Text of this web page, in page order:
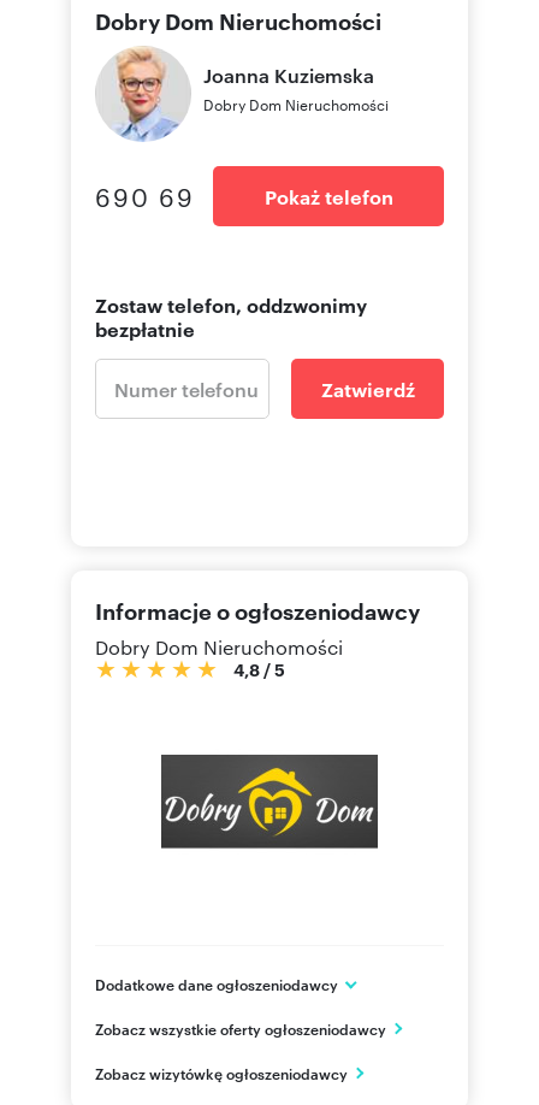
Dobry Dom Nieruchomości
Joanna Kuziemska
Dobry Dom Nieruchomości
690 69 Pokaż telefon
Zostaw telefon, oddzwonimy
bezpłatnie
Zatwierdź
Informacje o ogłoszeniodawcy
Dobry Dom Nieruchomości
4,8 /5
Dodatkowe dane ogłoszeniodawcy
Białystok
PL
Zobacz wszystkie oferty ogłoszeniodawcy
Zobacz wizytówkę ogłoszeniodawcy